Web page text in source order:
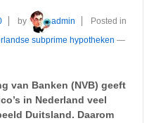
by admin
Posted in
subprime hypotheken —
van Banken (NVB) geeft
in Nederland veel
Duitsland. Daarom